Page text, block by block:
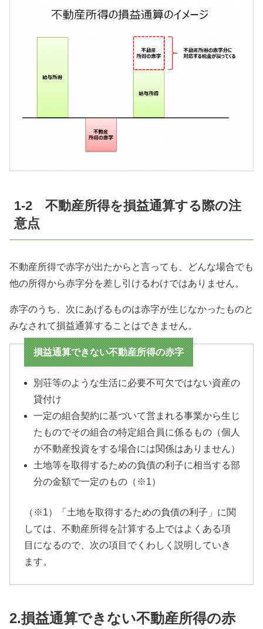
1-2 不動産所得を損益通算する際の注
意点
不動産所得で赤字が出たからと言っても、どんな場合でも
他の所得から赤字分を差し引けるわけではありません。
赤字のうち、次にあげるものは赤字が生じなかったものと
みなされて損益通算することはできません。
損益通算できない不動産所得の赤字
別荘等のような生活に必要不可欠ではない資産の
貸付け
一定の組合契約に基づいて営まれる事業から生じ
たものでその組合の特定組合員に係るもの（個人
が不動産投資をする場合には関係はありません）
土地等を取得するための負債の利子に相当する部
分の金額で一定のもの（※1）
（※1）「土地を取得するための負債の利子」に関
しては、不動産所得を計算する上ではよくある項
目になるので、次の項目でくわしく説明していき
ます。
2.損益通算できない不動産所得の赤